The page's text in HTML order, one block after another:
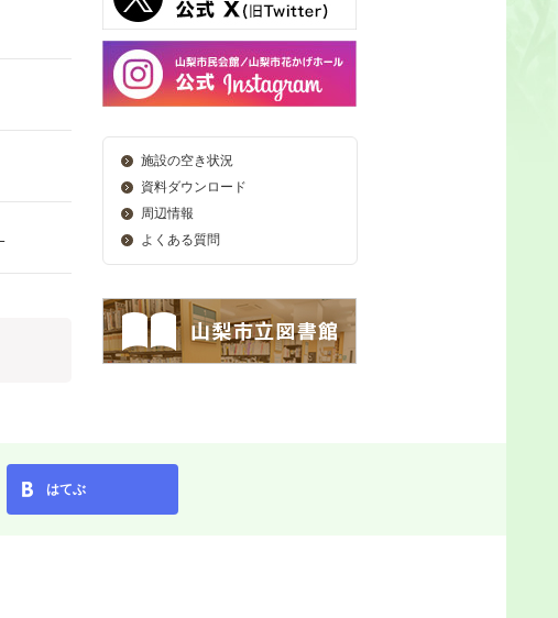
施設の空き状況
資料ダウンロード
周辺情報
よくある質問
はてぶ